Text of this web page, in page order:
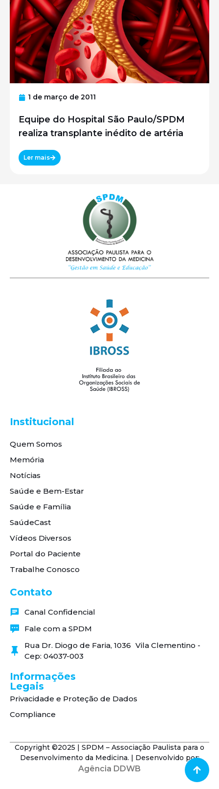
1 de março de 2011
Equipe do Hospital São Paulo/SPDM
realiza transplante inédito de artéria
Ler mais
Institucional
Quem Somos
Memória
Notícias
Saúde e Bem-Estar
Saúde e Família
SaúdeCast
Vídeos Diversos
Portal do Paciente
Trabalhe Conosco
Contato
Canal Confidencial
Fale com a SPDM
Rua Dr. Diogo de Faria, 1036 Vila Clementino -
Cep: 04037-003
Informações
Legais
Privacidade e Proteção de Dados
Compliance
Copyright ©2025 | SPDM – Associação Paulista para o
Desenvolvimento da Medicina. | Desenvolvido por:
Agência DDWB